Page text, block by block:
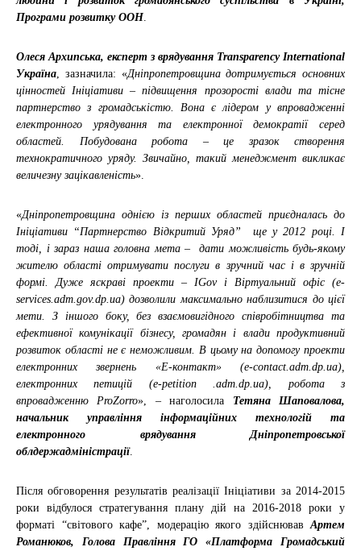
Програми розвитку ООН.
Олеся Архипська, експерт з врядування Transparency International
Україна , зазначила: «Дніпропетровщина дотримується основних
цінностей Ініціативи – підвищення прозорості влади та тісне
партнерство з громадськістю. Вона є лідером у впровадженні
електронного урядування та електронної демократії серед
областей. Побудована робота – це зразок створення
технократичного уряду. Звичайно, такий менеджмент викликає
величезну зацікавленість».
«Дніпропетровщина однією із перших областей приєдналась до
Ініціативи “Партнерство Відкритий Уряд” ще у 2012 році. І
тоді, і зараз наша головна мета – дати можливість будь-якому
жителю області отримувати послуги в зручний час і в зручній
формі. Дуже яскраві проекти – IGov і Віртуальний офіс (e-
services.adm.gov.dp.ua) дозволили максимально наблизитися до цієї
мети. З іншого боку, без взаємовигідного співробітництва та
ефективної комунікації бізнесу, громадян і влади продуктивний
розвиток області не є неможливим. В цьому на допомогу проекти
електронних звернень «Е-контакт» (e-contact.adm.dp.ua),
електронних петицій (e-petition .adm.dp.ua), робота з
впровадженню ProZorro», – наголосила Тетяна Шаповалова,
начальник управління інформаційних технологій та
електронного врядування Дніпропетровської
облдержадміністрації.
Після обговорення результатів реалізації Ініціативи за 2014-2015
роки відбулося стратегування плану дій на 2016-2018 роки у
форматі “світового кафе”, модерацію якого здійснював Артем
Романюков, Голова Правління ГО «Платформа Громадський